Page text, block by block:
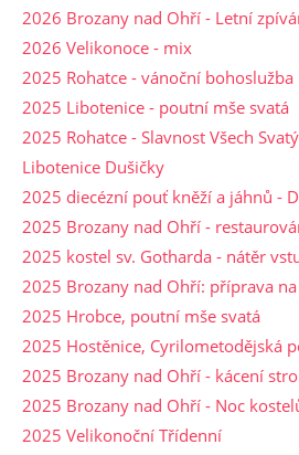
2026 Brozany nad Ohří - Letní
2026 Velikonoce - mix
2025 Rohatce - vánoční bohoslužba
2025 Libotenice - poutní mše svatá
2025 Rohatce - Slavnost Všech
Libotenice Dušičky
2025 diecézní pouť kněží a jáhnů -
2025 Brozany nad Ohří -
2025 kostel sv. Gotharda - nátěr
2025 Brozany nad Ohří: příprava
2025 Hrobce, poutní mše svatá
2025 Hostěnice, Cyrilometodějská
2025 Brozany nad Ohří - kácení
2025 Brozany nad Ohří - Noc
2025 Velikonoční Třídenní